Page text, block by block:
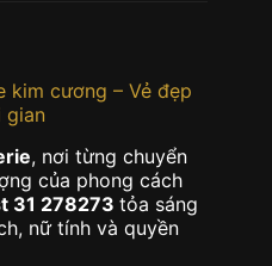
kim cương – Vẻ đẹp
gian
, nơi từng chuyển
của phong cách
31 278273 tỏa sáng
nữ tính và quyền